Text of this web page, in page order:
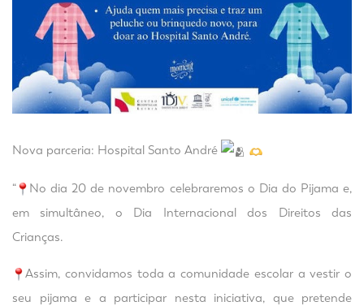
Nova parceria: Hospital Santo André
“
No dia 20 de novembro celebraremos o Dia do Pijama e,
em simultâneo, o Dia Internacional dos Direitos das
Crianças.
Assim, convidamos toda a comunidade escolar a vestir o
seu pijama e a participar nesta iniciativa, que pretende